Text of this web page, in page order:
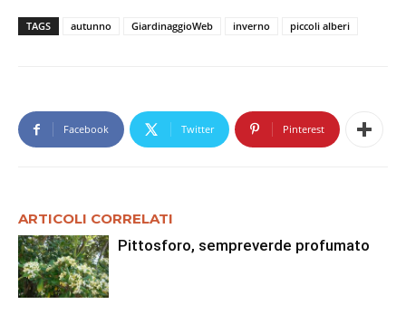
TAGS autunno GiardinaggioWeb inverno piccoli alberi
Facebook Twitter Pinterest
ARTICOLI CORRELATI
Pittosforo, sempreverde profumato